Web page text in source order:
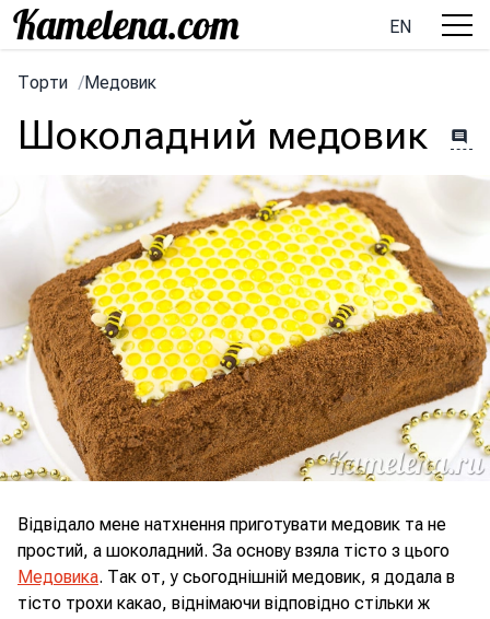
EN
Торти /Медовик
Шоколадний медовик
Відвідало мене натхнення приготувати медовик та не
простий, а шоколадний. За основу взяла тісто з цього
Медовика. Так от, у сьогоднішній медовик, я додала в
тісто трохи какао, віднімаючи відповідно стільки ж